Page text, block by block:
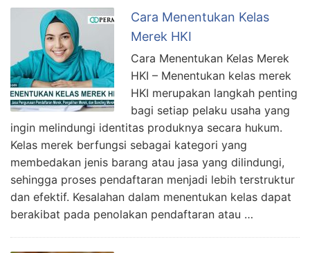
Cara Menentukan Kelas
Merek HKI
Cara Menentukan Kelas Merek
HKI – Menentukan kelas merek
HKI merupakan langkah penting
bagi setiap pelaku usaha yang
ingin melindungi identitas produknya secara hukum.
Kelas merek berfungsi sebagai kategori yang
membedakan jenis barang atau jasa yang dilindungi,
sehingga proses pendaftaran menjadi lebih terstruktur
dan efektif. Kesalahan dalam menentukan kelas dapat
berakibat pada penolakan pendaftaran atau …